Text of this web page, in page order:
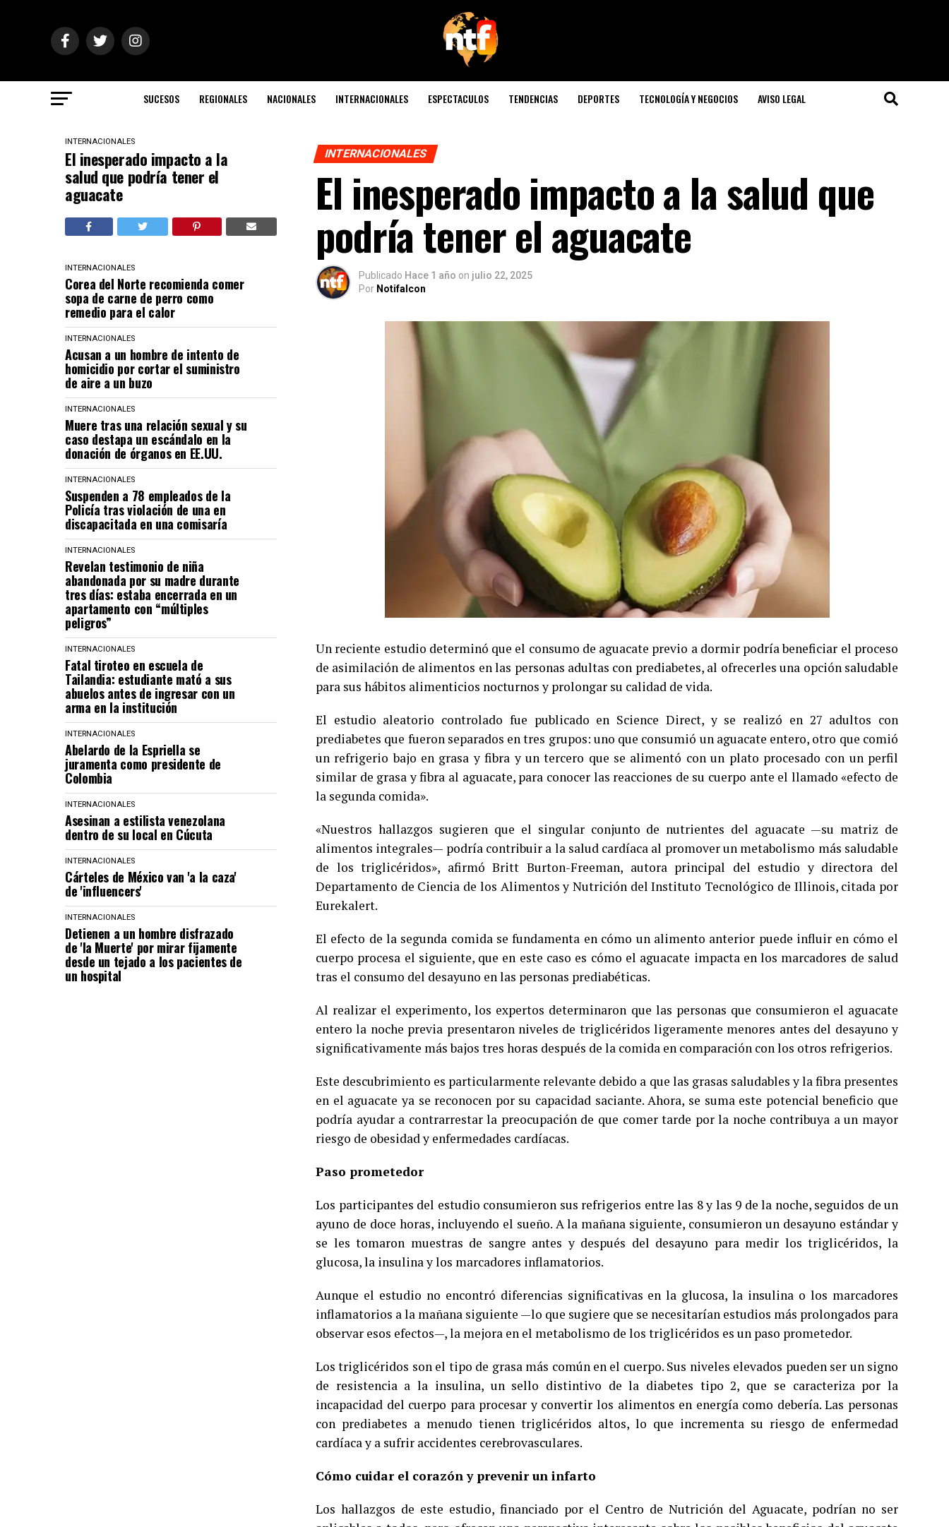
SUCESOS REGIONALES NACIONALES INTERNACIONALES ESPECTACULOS TENDENCIAS DEPORTES TECNOLOGÍA Y NEGOCIOS AVISO LEGAL
INTERNACIONALES
El inesperado impacto a la
salud que podría tener el
aguacate
INTERNACIONALES
Corea del Norte recomienda comer
sopa de carne de perro como
remedio para el calor
INTERNACIONALES
Acusan a un hombre de intento de
homicidio por cortar el suministro
de aire a un buzo
INTERNACIONALES
Muere tras una relación sexual y su
caso destapa un escándalo en la
donación de órganos en EE.UU.
INTERNACIONALES
Suspenden a 78 empleados de la
Policía tras violación de una en
discapacitada en una comisaría
INTERNACIONALES
Revelan testimonio de niña
abandonada por su madre durante
tres días: estaba encerrada en un
apartamento con “múltiples
peligros”
INTERNACIONALES
Fatal tiroteo en escuela de
Tailandia: estudiante mató a sus
abuelos antes de ingresar con un
arma en la institución
INTERNACIONALES
Abelardo de la Espriella se
juramenta como presidente de
Colombia
INTERNACIONALES
Asesinan a estilista venezolana
dentro de su local en Cúcuta
INTERNACIONALES
Cárteles de México van 'a la caza'
de 'influencers'
INTERNACIONALES
Detienen a un hombre disfrazado
de 'la Muerte' por mirar fijamente
desde un tejado a los pacientes de
un hospital
INTERNACIONALES
El inesperado impacto a la salud que
podría tener el aguacate
Publicado Hace 1 año on julio 22, 2025
Por Notifalcon
Un reciente estudio determinó que el consumo de aguacate previo a dormir podría beneficiar el proceso
de asimilación de alimentos en las personas adultas con prediabetes, al ofrecerles una opción saludable
para sus hábitos alimenticios nocturnos y prolongar su calidad de vida.
El estudio aleatorio controlado fue publicado en Science Direct, y se realizó en 27 adultos con
prediabetes que fueron separados en tres grupos: uno que consumió un aguacate entero, otro que comió
un refrigerio bajo en grasa y fibra y un tercero que se alimentó con un plato procesado con un perfil
similar de grasa y fibra al aguacate, para conocer las reacciones de su cuerpo ante el llamado «efecto de
la segunda comida».
«Nuestros hallazgos sugieren que el singular conjunto de nutrientes del aguacate —su matriz de
alimentos integrales— podría contribuir a la salud cardíaca al promover un metabolismo más saludable
de los triglicéridos», afirmó Britt Burton-Freeman, autora principal del estudio y directora del
Departamento de Ciencia de los Alimentos y Nutrición del Instituto Tecnológico de Illinois, citada por
Eurekalert.
El efecto de la segunda comida se fundamenta en cómo un alimento anterior puede influir en cómo el
cuerpo procesa el siguiente, que en este caso es cómo el aguacate impacta en los marcadores de salud
tras el consumo del desayuno en las personas prediabéticas.
Al realizar el experimento, los expertos determinaron que las personas que consumieron el aguacate
entero la noche previa presentaron niveles de triglicéridos ligeramente menores antes del desayuno y
significativamente más bajos tres horas después de la comida en comparación con los otros refrigerios.
Este descubrimiento es particularmente relevante debido a que las grasas saludables y la fibra presentes
en el aguacate ya se reconocen por su capacidad saciante. Ahora, se suma este potencial beneficio que
podría ayudar a contrarrestar la preocupación de que comer tarde por la noche contribuya a un mayor
riesgo de obesidad y enfermedades cardíacas.
Paso prometedor
Los participantes del estudio consumieron sus refrigerios entre las 8 y las 9 de la noche, seguidos de un
ayuno de doce horas, incluyendo el sueño. A la mañana siguiente, consumieron un desayuno estándar y
se les tomaron muestras de sangre antes y después del desayuno para medir los triglicéridos, la
glucosa, la insulina y los marcadores inflamatorios.
Aunque el estudio no encontró diferencias significativas en la glucosa, la insulina o los marcadores
inflamatorios a la mañana siguiente —lo que sugiere que se necesitarían estudios más prolongados para
observar esos efectos—, la mejora en el metabolismo de los triglicéridos es un paso prometedor.
Los triglicéridos son el tipo de grasa más común en el cuerpo. Sus niveles elevados pueden ser un signo
de resistencia a la insulina, un sello distintivo de la diabetes tipo 2, que se caracteriza por la
incapacidad del cuerpo para procesar y convertir los alimentos en energía como debería. Las personas
con prediabetes a menudo tienen triglicéridos altos, lo que incrementa su riesgo de enfermedad
cardíaca y a sufrir accidentes cerebrovasculares.
Cómo cuidar el corazón y prevenir un infarto
Los hallazgos de este estudio, financiado por el Centro de Nutrición del Aguacate, podrían no ser